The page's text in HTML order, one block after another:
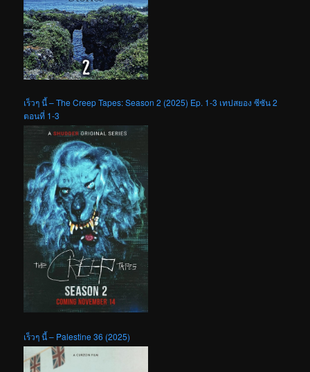
เร็วๆ นี้ – The Creep Tapes: Season 2 (2025) Ep. 1-3 เทปสยอง ซีซัน 2
ตอนที่ 1-3
เร็วๆ นี้ – Palestine 36 (2025)